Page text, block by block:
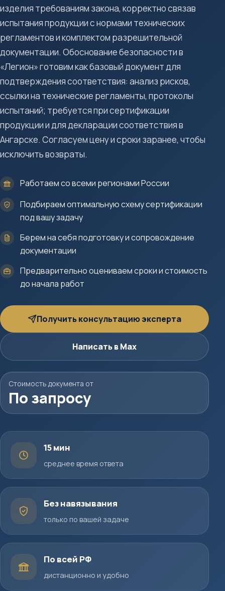
изделия требованиям закона, корректно связав
испытания продукции с нормами технических
регламентов и комплектом разрешительной
документации. Обоснование безопасности в
«Легион» готовим как базовый документ для
подтверждения соответствия: анализ рисков,
ссылки на технические регламенты, протоколы
испытаний; требуется при сертификации
продукции и для декларации соответствия в
Ангарске. Согласуем цену и сроки заранее, чтобы
исключить возвраты.
Работаем со всеми регионами России
Подбираем оптимальную схему сертификации
под вашу задачу
Берем на себя подготовку и сопровождение
документации
Предварительно оцениваем сроки и стоимость
до начала работ
Получить консультацию эксперта
Написать в Max
Стоимость документа от
По запросу
15 мин
среднее время ответа
Без навязывания
только по вашей задаче
По всей РФ
дистанционно и удобно